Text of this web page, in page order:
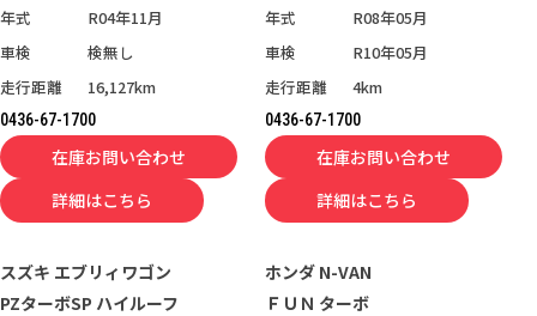
年式
R04年11月
車検
検無し
走行距離
16,127km
0436-67-1700
在庫お問い合わせ
詳細はこちら
年式
R08年05月
車検
R10年05月
走行距離
4km
0436-67-1700
在庫お問い合わせ
詳細はこちら
スズキ エブリィワゴン
PZターボSP ハイルーフ
ホンダ N-VAN
ＦＵＮ ターボ